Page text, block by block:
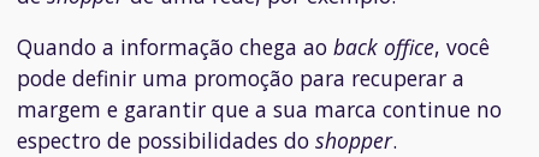
Quando a informação chega ao back office, você
pode definir uma promoção para recuperar a
margem e garantir que a sua marca continue no
espectro de possibilidades do shopper.